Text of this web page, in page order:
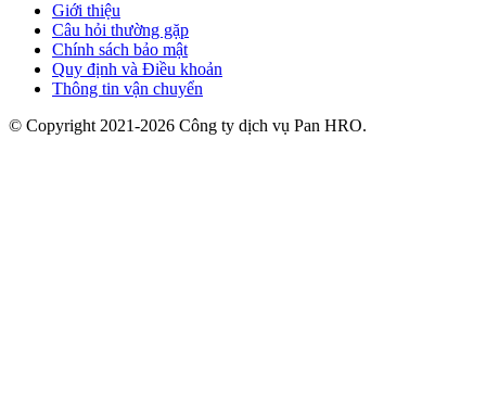
Giới thiệu
Câu hỏi thường gặp
Chính sách bảo mật
Quy định và Điều khoản
Thông tin vận chuyển
© Copyright 2021-2026 Công ty dịch vụ Pan HRO.